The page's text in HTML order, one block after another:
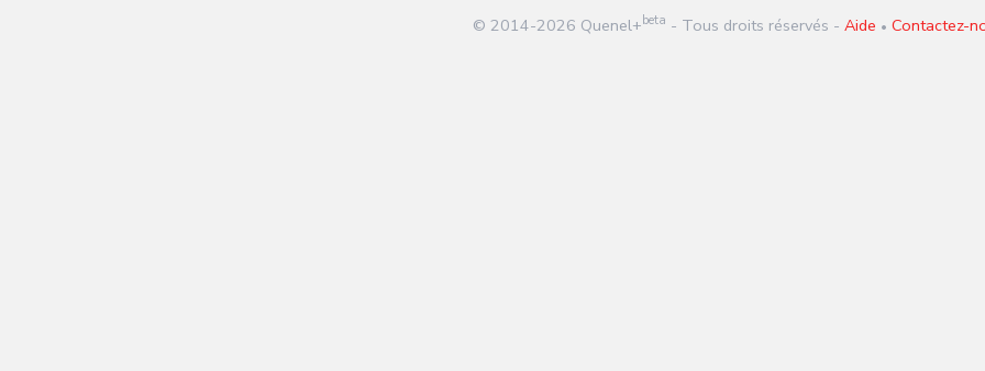
© 2014-2026 Quenel+beta - Tous droits réservés - Aide • Contactez-